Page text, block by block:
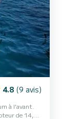
4.8 (9 avis)
à l'avant.
de 14,5